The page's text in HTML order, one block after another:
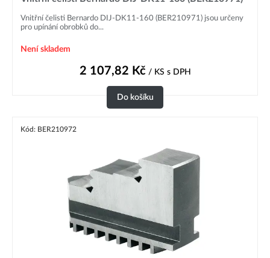
Vnitřní čelisti Bernardo DIJ-DK11-160 (BER210971) jsou určeny
pro upínání obrobků do...
Není skladem
2 107,82 Kč/ KS s DPH
Do košíku
Kód: BER210972